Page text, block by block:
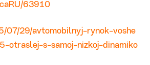
63910
07/29/avtomobilnyj-rynok-voshe
otraslej-s-samoj-nizkoj-dinamiko